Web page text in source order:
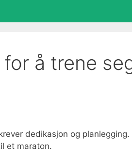
å trene
dedikasjon og planlegging.
et maraton.